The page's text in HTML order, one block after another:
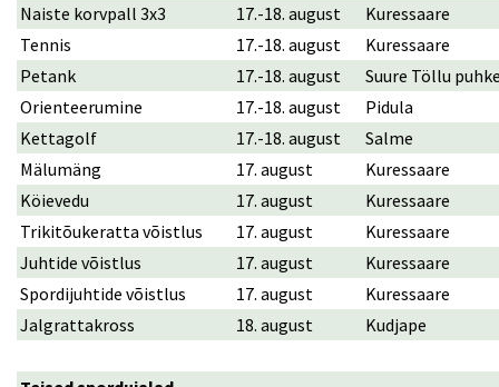
Naiste korvpall 3x3
17.-18. august
Kuressaare
Tennis
17.-18. august
Kuressaare
Petank
17.-18. august
Suure Töllu
Orienteerumine
17.-18. august
Pidula
Kettagolf
17.-18. august
Salme
Mälumäng
17. august
Kuressaare
Köievedu
17. august
Kuressaare
Trikitõukeratta võistlus
17. august
Kuressaare
Juhtide võistlus
17. august
Kuressaare
Spordijuhtide võistlus
17. august
Kuressaare
Jalgrattakross
18. august Kudjape